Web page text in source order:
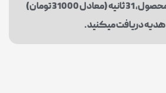
به ازای خرید این محصول، 31 ثانیه (معادل 31000 تومان)
هدیه دریافت میکنید.